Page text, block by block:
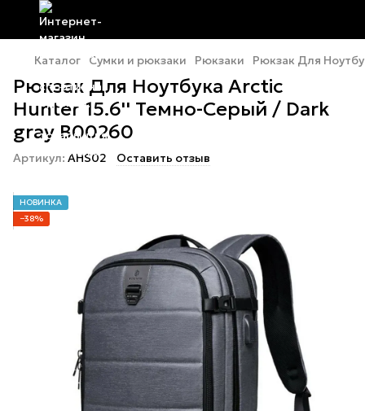
Каталог Сумки и рюкзаки Рюкзаки Рюкзак Для
Рюкзак Для Ноутбука Arctic
Hunter 15.6'' Темно-Серый / Dark
gray B00260
Артикул: AHS02 Оставить отзыв
НОВИНКА
−38%